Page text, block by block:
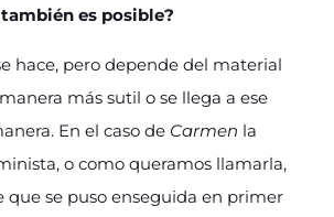
es posible?
hace, pero depende del material
más sutil o se llega a ese
En el caso de Carmen la
o como queramos llamarla,
que se puso enseguida en primer